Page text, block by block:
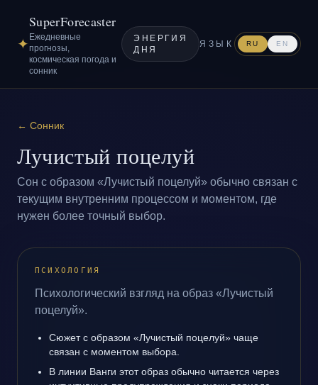
✦
SuperForecaster
Ежедневные
прогнозы,
космическая погода и
сонник
ЭНЕРГИЯ
ДНЯ
ЯЗЫК RU EN
← Сонник
Лучистый поцелуй
Сон с образом «Лучистый поцелуй» обычно связан с
текущим внутренним процессом и моментом, где
нужен более точный выбор.
ПСИХОЛОГИЯ
Психологический взгляд на образ «Лучистый
поцелуй».
Сюжет с образом «Лучистый поцелуй» чаще
связан с моментом выбора.
В линии Ванги этот образ обычно читается через